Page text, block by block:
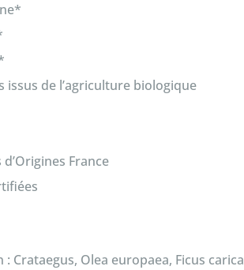
issus de l’agriculture biologique
France
: Crataegus, Olea europaea, Ficus carica